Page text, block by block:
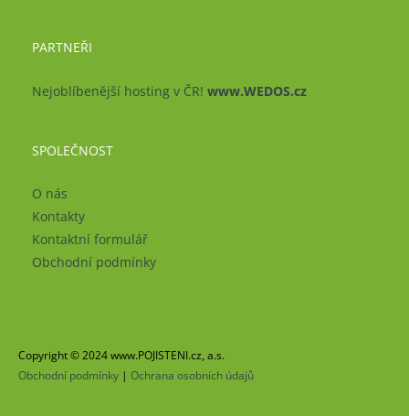
PARTNEŘI
Nejoblíbenější hosting v ČR! www.WEDOS.cz
SPOLEČNOST
O nás
Kontakty
Kontaktní formulář
Obchodní podmínky
Copyright © 2024 www.POJISTENI.cz, a.s.
Obchodní podmínky | Ochrana osobních údajů